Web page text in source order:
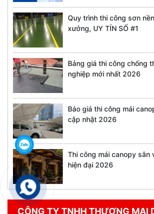
Quy trình thi công sơn
xưởng, UY TÍN SỐ #1
Bảng giá thi công chống
nghiệp mới nhất 2026
Báo giá thi công mái
cập nhật 2026
Thi công mái canopy sân
hiện đại 2026
CÔNG TY TNHH THƯƠNG MẠI